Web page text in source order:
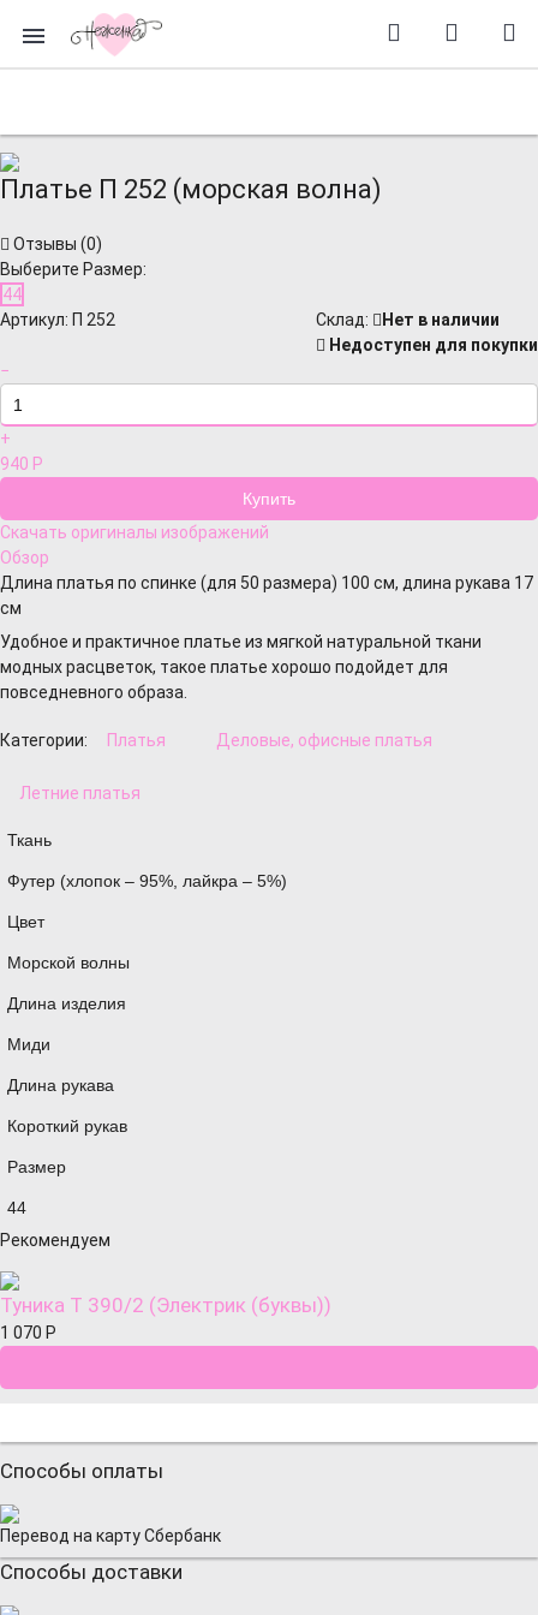
Платье П 252 (морская волна)
Отзывы (0)
Выберите Размер:
44
Артикул: П 252 Cклад:
Нет в наличии
Недоступен для покупки
−
+
940 Р
Скачать оригиналы изображений
Обзор
Длина платья по спинке (для 50 размера) 100 см, длина рукава 17
см
Удобное и практичное платье из мягкой натуральной ткани
модных расцветок, такое платье хорошо подойдет для
повседневного образа.
Категории: Платья Деловые, офисные платья
Летние платья
Ткань
Футер (хлопок – 95%, лайкра – 5%)
Цвет
Морской волны
Длина изделия
Миди
Длина рукава
Короткий рукав
Размер
44
Рекомендуем
Туника Т 390/2 (Электрик (буквы))
1 070 Р
Способы оплаты
Перевод на карту Сбербанк
Способы доставки